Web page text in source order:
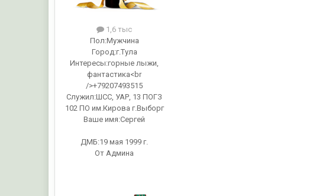
1,6 тыс
Пол:Мужчина
Город:г.Тула
Интересы:горные лыжи,
фантастика<br
/>+79207493515
Служил:ШСС, УАР, 13 ПОГЗ
102 ПО им.Кирова г.Выборг
Ваше имя:Сергей
ДМБ:19 мая 1999 г.
От Админа